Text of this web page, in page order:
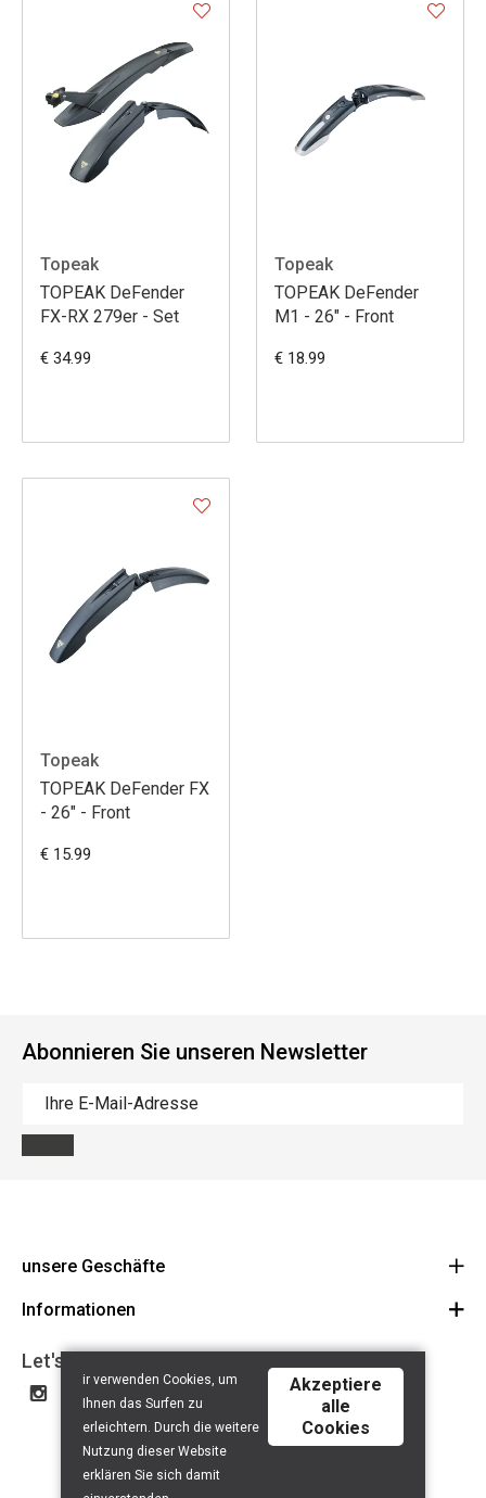
Topeak
TOPEAK DeFender
FX-RX 279er - Set
€ 34.99
Topeak
TOPEAK DeFender
M1 - 26" - Front
€ 18.99
Topeak
TOPEAK DeFender FX
- 26" - Front
€ 15.99
Abonnieren Sie unseren Newsletter
unsere Geschäfte
Cycles Arnold Kontz Gare / Bonnevoie
+352 40 96 74 214 / +352 40 96 74 215
LU 24502609
Informationen
Allgemeine Geschäftsbedingungen
Haftungsausschluss
Datenschutzerklärung
Let's get social
ir verwenden Cookies, um
Ihnen das Surfen zu
erleichtern. Durch die weitere
Nutzung dieser Website
erklären Sie sich damit
Akzeptiere
alle
Cookies